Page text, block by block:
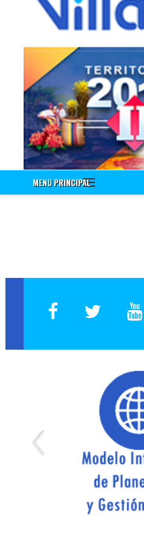
Información a Empleados
Encuenta de Seguridad Vial PESV
Encuesta - Perfil
Nuevo!!! Identificación de
Incentivos Vigencia 2020
Nuevo!!! Encuesta
Capacitación Vigencia 2021
Encuesta Valores del Servidor
Cuestionario Clima Laboral
Sistema Integrado de Gestión
Correo Institucional
Gestión Documental Interno -
Expedición de Certificados de
Capacitación Empleados
Elección de Representantes
SIG Interno - Sistema Integrado
SIG Externo - Sistema Integrado
Inducción Docentes
Select Language
Administración del Sitio
MENU PRINCIPAL